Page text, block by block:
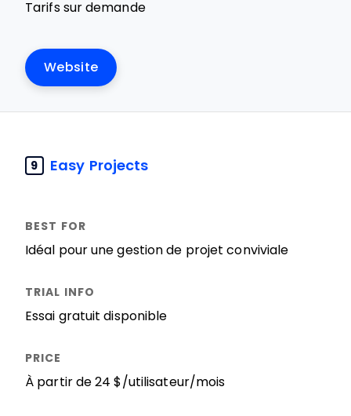
Tarifs sur demande
Website
9 Easy Projects
Idéal pour une gestion de projet conviviale
Essai gratuit disponible
À partir de 24 $/utilisateur/mois